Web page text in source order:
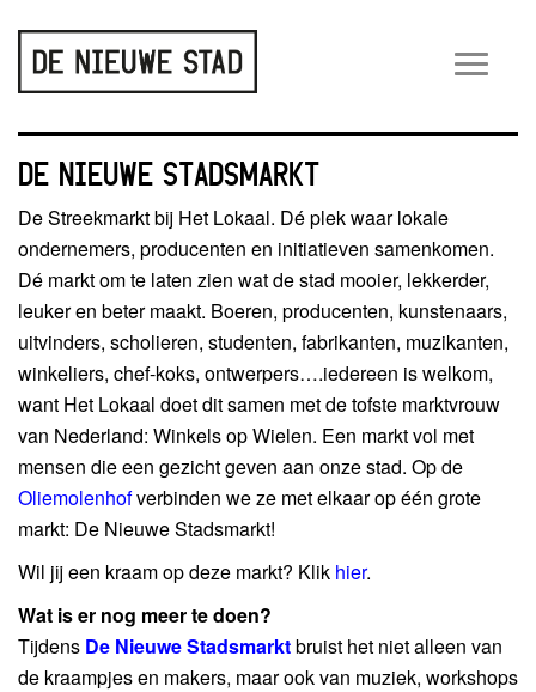
DE NIEUWE STADSMARKT
De Streekmarkt bij Het Lokaal. Dé plek waar lokale
ondernemers, producenten en initiatieven samenkomen.
Dé markt om te laten zien wat de stad mooier, lekkerder,
leuker en beter maakt. Boeren, producenten, kunstenaars,
uitvinders, scholieren, studenten, fabrikanten, muzikanten,
winkeliers, chef-koks, ontwerpers….iedereen is welkom,
want Het Lokaal doet dit samen met de tofste marktvrouw
van Nederland: Winkels op Wielen. Een markt vol met
mensen die een gezicht geven aan onze stad. Op de
Oliemolenhofverbinden we ze met elkaar op één grote
markt: De Nieuwe Stadsmarkt!
Wil jij een kraam op deze markt? Klik hier.
Wat is er nog meer te doen?
Tijdens De Nieuwe Stadsmarktbruist het niet alleen van
de kraampjes en makers, maar ook van muziek, workshops